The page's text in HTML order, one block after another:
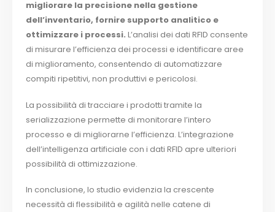
migliorare la precisione nella gestione
dell’inventario, fornire supporto analitico e
ottimizzare i processi. L’analisi dei dati RFID consente
di misurare l’efficienza dei processi e identificare aree
di miglioramento, consentendo di automatizzare
compiti ripetitivi, non produttivi e pericolosi.
La possibilità di tracciare i prodotti tramite la
serializzazione permette di monitorare l’intero
processo e di migliorarne l’efficienza. L’integrazione
dell’intelligenza artificiale con i dati RFID apre ulteriori
possibilità di ottimizzazione.
In conclusione, lo studio evidenzia la crescente
necessità di flessibilità e agilità nelle catene di